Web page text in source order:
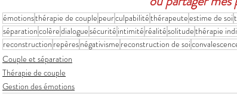
émotionsthérapie de couple peurculpabilitéthérapeuteestime de soi
séparationcolèredialoguesécurité intimité réalitésolitudethérapie
reconstruction repèresnégativisme reconstruction de soi
Couple et séparation
Thérapie de couple
Gestion des émotions